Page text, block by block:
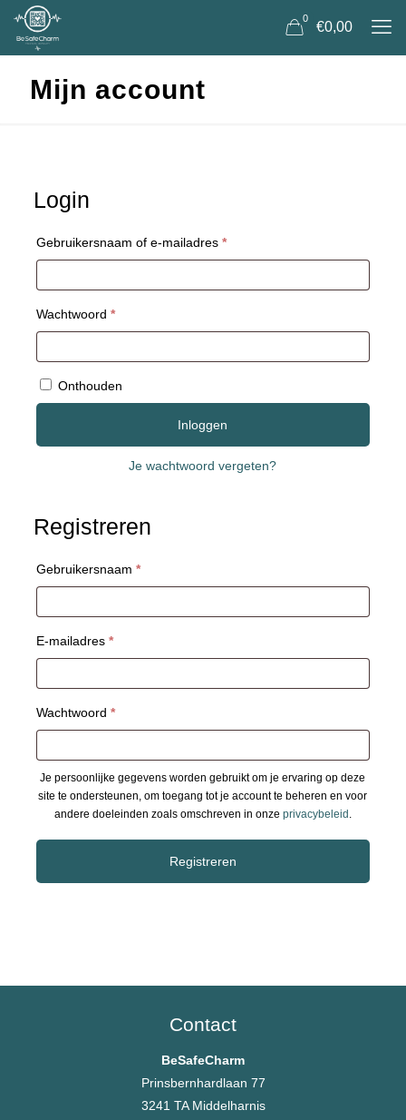
0
€0,00
Mijn account
Login
Gebruikersnaam of e-mailadres *Vereist
Wachtwoord *Vereist
Onthouden
Inloggen
Je wachtwoord vergeten?
Registreren
Gebruikersnaam *Vereist
E-mailadres *Vereist
Wachtwoord *Vereist
Je persoonlijke gegevens worden gebruikt om je ervaring op deze
site te ondersteunen, om toegang tot je account te beheren en voor
andere doeleinden zoals omschreven in onze privacybeleid
Registreren
Contact
BeSafeCharm
Prinsbernhardlaan 77
3241 TA Middelharnis